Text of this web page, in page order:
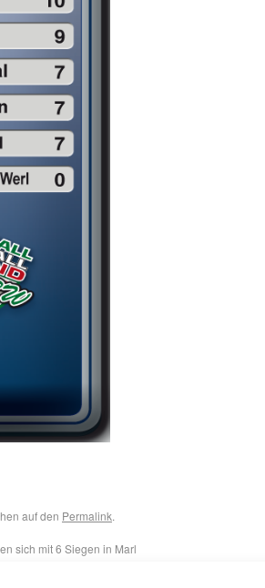
auf den Permalink.
sich mit 6 Siegen in Marl